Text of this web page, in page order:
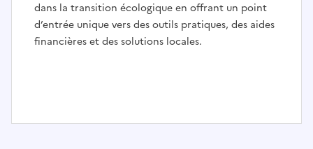
dans la transition écologique en offrant un point
d’entrée unique vers des outils pratiques, des aides
financières et des solutions locales.